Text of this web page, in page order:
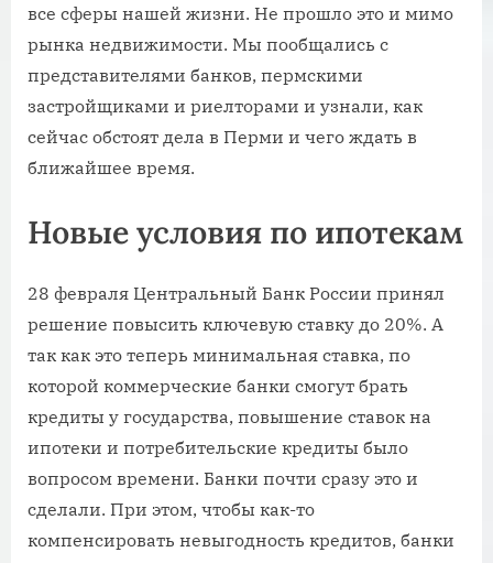
все сферы нашей жизни. Не прошло это и мимо
рынка недвижимости. Мы пообщались с
представителями банков, пермскими
застройщиками и риелторами и узнали, как
сейчас обстоят дела в Перми и чего ждать в
ближайшее время.
Новые условия по ипотекам
28 февраля Центральный Банк России принял
решение повысить ключевую ставку до 20%. А
так как это теперь минимальная ставка, по
которой коммерческие банки смогут брать
кредиты у государства, повышение ставок на
ипотеки и потребительские кредиты было
вопросом времени. Банки почти сразу это и
сделали. При этом, чтобы как-то
компенсировать невыгодность кредитов, банки